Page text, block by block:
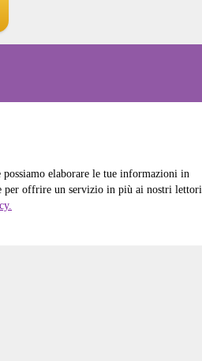
elaborare le tue informazioni in
per offrire un servizio in più ai nostri lettori,